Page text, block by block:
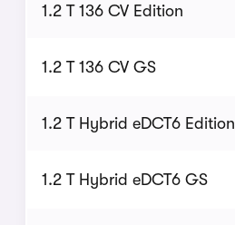
1.2 T 136 CV Edition
1.2 T 136 CV GS
1.2 T Hybrid eDCT6 Edition
1.2 T Hybrid eDCT6 GS